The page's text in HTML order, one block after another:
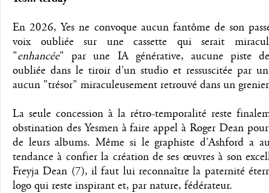
En 2026, Yes ne convoque aucun fantôme de son
voix oubliée sur une cassette qui serait
"enhancée" par une IA générative, aucune piste
oubliée dans le tiroir d’un studio et ressuscitée par
aucun "trésor" miraculeusement retrouvé dans un
La seule concession à la rétro-temporalité reste
obstination des Yesmen à faire appel à Roger Dean
de leurs albums. Même si le graphiste d’Ashford a
tendance à confier la création de ses œuvres à son
Freyja Dean (7), il faut lui reconnaître la paternité
logo qui reste inspirant et, par nature, fédérateur.